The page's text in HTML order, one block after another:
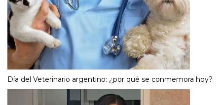
Día del Veterinario argentino: ¿por qué se conmemora hoy?